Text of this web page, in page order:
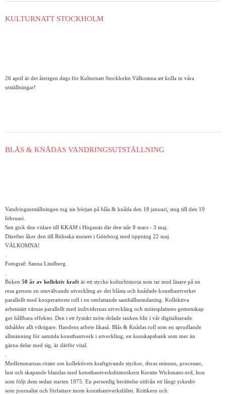
KULTURNATT STOCKHOLM
26 april är det återigen dags för Kulturnatt Stockholm Välkomna att kolla in våra
utställningar!
BLÅS & KNÅDAS VANDRINGSUTSTÄLLNING
Vandringsutställningen tog sin början på blås & knåda den 18 januari, stog till den 19
februari.
Sen gick den vidare till KKAM i Höganäs där den står 8 mars - 3 maj.
Därefter åker den till Röhsska museet i Göteborg med öppning 22 maj.
VÄLKOMNA!
Fotograf: Sanna Lindberg.
Boken 50 år av kollektiv kraft är ett stycke kulturhistoria som tar med läsare på en
resa genom en omvälvande utveckling av det blåsta och knådade konsthantverket
parallellt med kooperativets roll i en omfattande samhällsomdaning. Kollektiva
arbetssätt värnas parallellt med individernas utveckling och mötesplatsens gemenskap
ger hållbara effekter. Den i ett fysiskt möte delade tanken blir i vår digitaliserade
tidsålder allt viktigare. Handens arbete likaså. Blås & Knådas roll som en sprudlande
allmänning för samtida konsthantverk i utveckling, en kunskapsbank som mer än
gärna delar med sig, är därför vital.
Medlemmarnas röster om kollektivets kraftgivande styrkor, deras minnen, processer,
lust och skapande blandas med konsthantverkshistorikern Kerstin Wickmans ord, hon
som följt dem sedan starten 1975. En personlig berättelse utifrån ett långt yrkesliv
som journalist och författare inom konsthantverksfältet. Kritikern och